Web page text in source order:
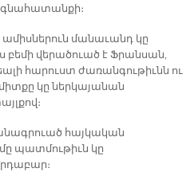
գնահատանքի։
մանաւանդ կը
բեմի վերածուած է Ֆրանսան,
հարուստ ժառանգութիւնն ու
կը ներկայանան
հայկական
պատմութիւն կը